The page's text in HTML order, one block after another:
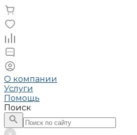
О компании
Услуги
Помощь
Поиск